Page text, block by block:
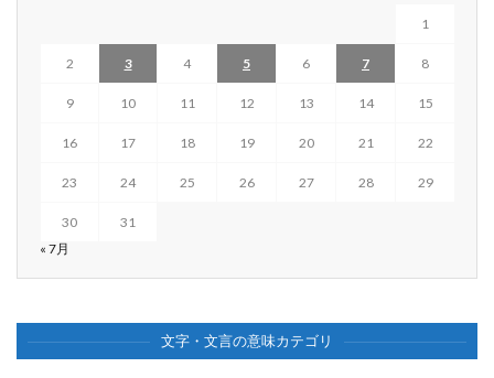
1
2 3 4 5 6 7 8
9 10 11 12 13 14 15
16 17 18 19 20 21 22
23 24 25 26 27 28 29
30
31
« 7月
文字・文言の意味カテゴリ